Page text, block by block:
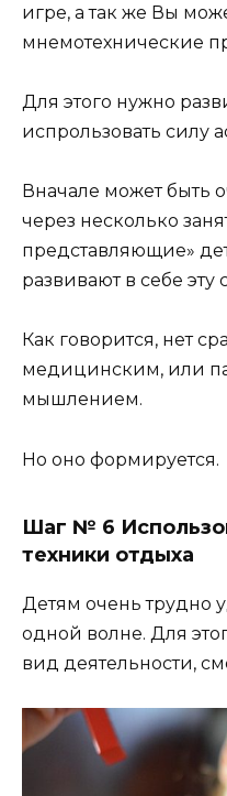
игре, а так же Вы
мнемотехнические
Для этого нужно
испрользовать силу
Вначале может быть
через несколько
представляющие»
развивают в себе эту
Как говорится, нет
медицинским, или
мышлением.
Но оно формируется.
Шаг № 6
техники отдыха
Детям очень трудно
одной волне. Для
вид деятельности,